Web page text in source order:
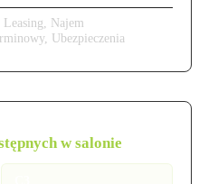
Najem
Ubezpieczenia
w salonie